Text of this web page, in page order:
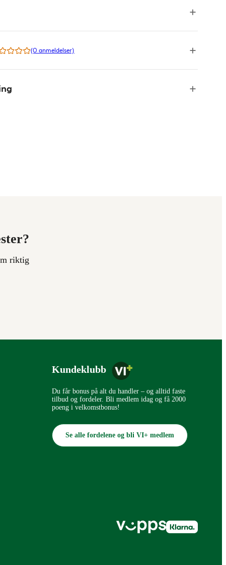
(0 anmeldelser)
riktig
Kundeklubb
Du får bonus på alt du handler – og alltid faste
tilbud og fordeler. Bli medlem idag og få 2000
poeng i velkomstbonus!
Se alle fordelene og bli VI+ medlem